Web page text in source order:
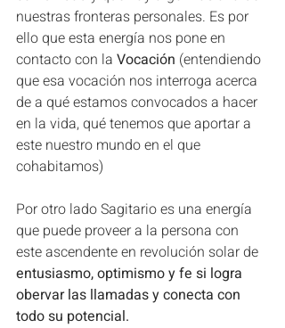
nuestras fronteras personales. Es por
ello que esta energía nos pone en
contacto con la Vocación (entendiendo
que esa vocación nos interroga acerca
de a qué estamos convocados a hacer
en la vida, qué tenemos que aportar a
este nuestro mundo en el que
cohabitamos)
Por otro lado Sagitario es una energía
que puede proveer a la persona con
este ascendente en revolución solar de
entusiasmo, optimismo y fe si logra
obervar las llamadas y conecta con
todo su potencial.